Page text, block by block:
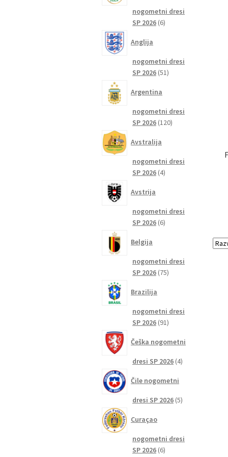
nogometni dresi
SP 2026 66
Anglija
nogometni dresi
SP 2026 5151
Argentina
nogometni dresi
SP 2026 120120
Avstralija
nogometni dresi
SP 2026 44
Avstrija
nogometni dresi
SP 2026 66
Belgija
nogometni dresi
SP 2026 7575
Brazilija
nogometni dresi
SP 2026 9191
Češka nogometni
dresi SP 2026 44
Čile nogometni
dresi SP 2026 55
Curaçao
nogometni dresi
SP 2026 66